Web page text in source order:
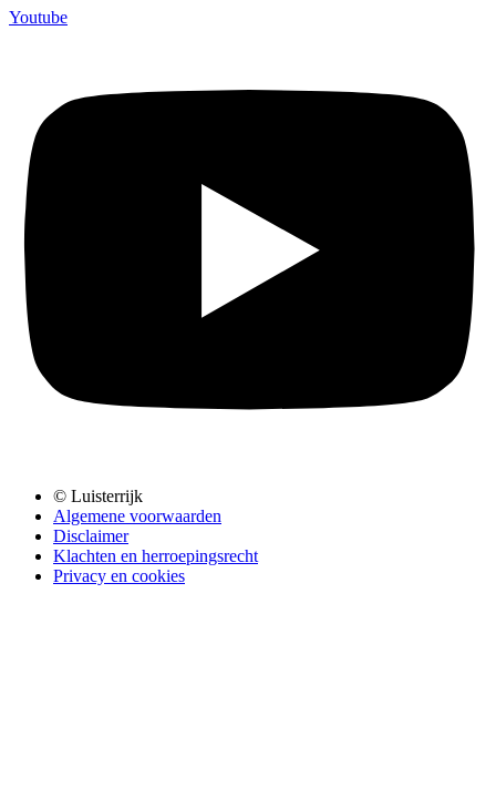
Youtube
© Luisterrijk
Algemene voorwaarden
Disclaimer
Klachten en herroepingsrecht
Privacy en cookies